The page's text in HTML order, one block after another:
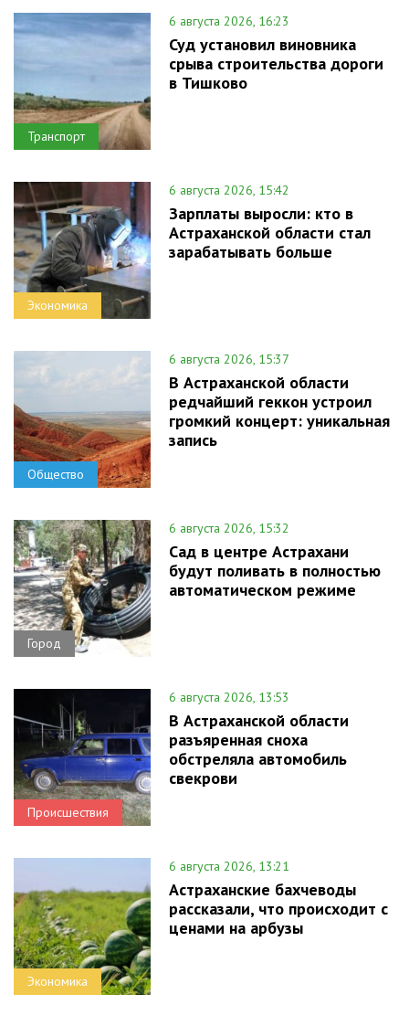
Транспорт
6 августа 2026, 16:23
Суд установил виновника
срыва строительства дороги
в Тишково
Экономика
6 августа 2026, 15:42
Зарплаты выросли: кто в
Астраханской области стал
зарабатывать больше
Общество
6 августа 2026, 15:37
В Астраханской области
редчайший геккон устроил
громкий концерт: уникальная
запись
Город
6 августа 2026, 15:32
Сад в центре Астрахани
будут поливать в полностью
автоматическом режиме
Происшествия
6 августа 2026, 13:53
В Астраханской области
разъяренная сноха
обстреляла автомобиль
свекрови
Экономика
6 августа 2026, 13:21
Астраханские бахчеводы
рассказали, что происходит с
ценами на арбузы